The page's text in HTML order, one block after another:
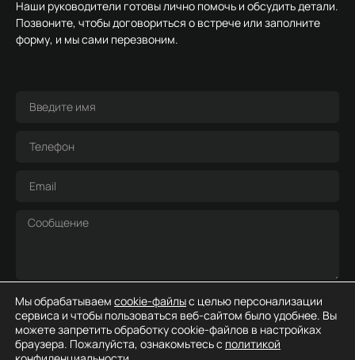
Наши руководители готовы лично помочь и обсудить детали.
Позвоните, чтобы договориться о встрече или заполните
форму, и мы сами перезвоним.
Я согласен сПолитикой конфиденциальностии даю
согласиена обработку персональных данных
ОТПРАВИТЬ
Мы обрабатываем cookie-файлыс целью персонализации
сервиса и чтобы пользоваться веб-сайтом было удобнее. Вы
можете запретить обработку cookie-файлов в настройках
браузера. Пожалуйста, ознакомьтесь с политикой